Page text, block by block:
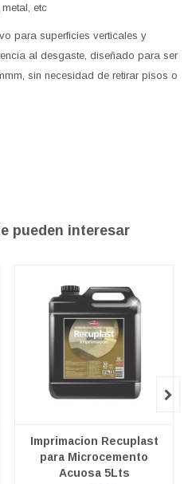
etc
para superficies verticales y
al desgaste, diseñado para ser
sin necesidad de retirar pisos o
pueden interesar
Imprimacion Recuplast
para Microcemento
Acuosa 5Lts
